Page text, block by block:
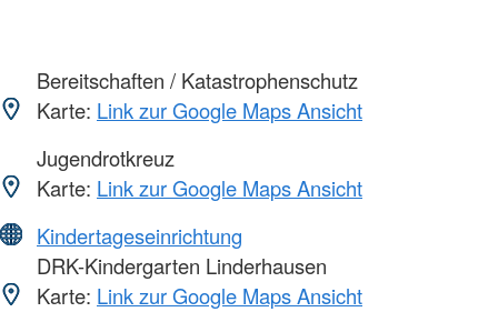
Bereitschaften / Katastrophenschutz
Karte: Link zur Google Maps Ansicht
Jugendrotkreuz
Karte: Link zur Google Maps Ansicht
Kindertageseinrichtung
DRK-Kindergarten Linderhausen
Karte: Link zur Google Maps Ansicht